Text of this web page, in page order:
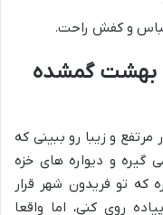
لباس و کفش راحت.
بهشت گمشده
و زیبا رو ببینی که
و دیواره های خزه
که تو فریدون شهر قرار
روی کنی، اما واقعا